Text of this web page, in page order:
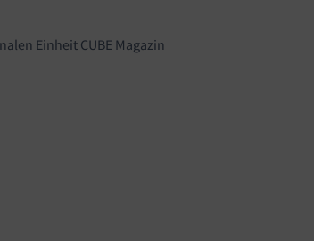
Einheit CUBE Magazin